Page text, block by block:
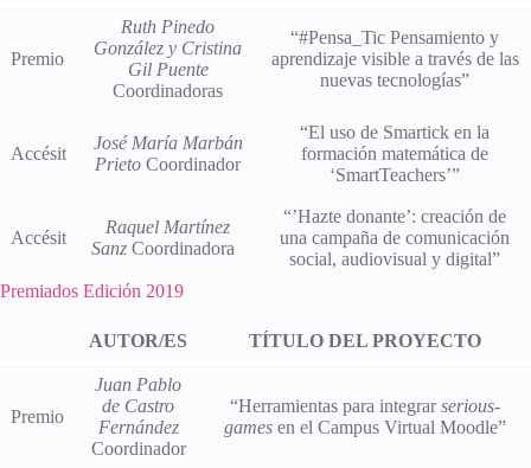
Premio
Ruth Pinedo
González y Cristina
Gil Puente
Coordinadoras
“#Pensa_Tic Pensamiento y
aprendizaje visible a través de las
nuevas tecnologías”
Accésit
José María Marbán
Prieto Coordinador
“El uso de Smartick en la
formación matemática de
‘SmartTeachers’”
Accésit
Raquel Martínez
Sanz Coordinadora
“’Hazte donante’: creación de
una campaña de comunicación
social, audiovisual y digital”
Premiados Edición 2019
AUTOR/ES TÍTULO DEL PROYECTO
Premio
Juan Pablo
de Castro
Fernández
Coordinador
“Herramientas para integrarserious-
games en el Campus Virtual Moodle”